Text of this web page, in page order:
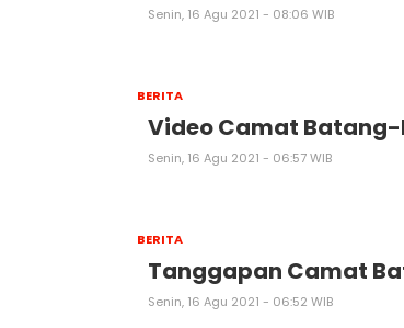
Senin, 16 Agu 2021 - 08:06 WIB
BERITA
Video Camat Batang-
Senin, 16 Agu 2021 - 06:57 WIB
BERITA
Tanggapan Camat
Senin, 16 Agu 2021 - 06:52 WIB